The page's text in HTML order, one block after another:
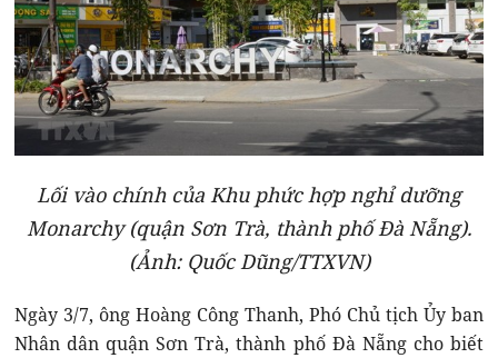
Lối vào chính của Khu phức hợp nghỉ dưỡng
Monarchy (quận Sơn Trà, thành phố Đà Nẵng).
(Ảnh: Quốc Dũng/TTXVN)
Ngày 3/7, ông Hoàng Công Thanh, Phó Chủ tịch Ủy ban
Nhân dân quận Sơn Trà, thành phố Đà Nẵng cho biết